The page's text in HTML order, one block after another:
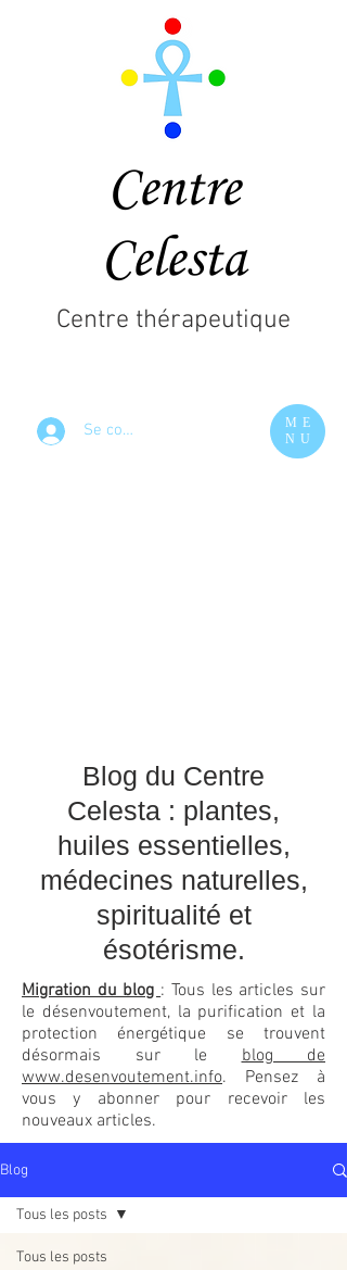
Centre
Celesta
Se connecter
ME
NU
Centre thérapeutique
Blog du Centre
Celesta : plantes,
huiles essentielles,
médecines naturelles,
spiritualité et
ésotérisme.
Migration du blog: Tous les articles sur
le désenvoutement, la purification et la
protection énergétique se trouvent
désormais sur leblog de
www.desenvoutement.info. Pensez à
vous y abonner pour recevoir les
nouveaux articles.
Blog
Tous les posts
Tous les posts